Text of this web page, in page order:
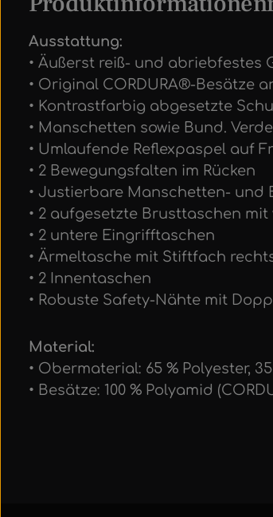
Ausstattung:
• Äußerst reiß- und abriebfestes
• Original CORDURA®-Besätze
• Kontrastfarbig abgesetzte
• Manschetten sowie Bund.
• Umlaufende Reflexpaspel auf
• 2 Bewegungsfalten im Rücken
• Justierbare Manschetten- und
• 2 aufgesetzte Brusttaschen
• 2 untere Eingrifftaschen
• Ärmeltasche mit Stiftfach
• 2 Innentaschen
• Robuste Safety-Nähte mit
Material:
• Obermaterial: 65 % Polyester,
• Besätze: 100 % Polyamid